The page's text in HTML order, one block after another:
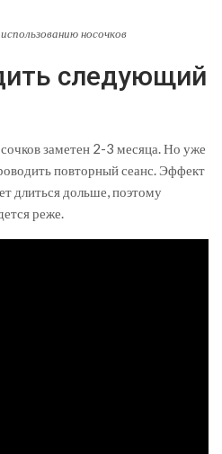
носочков
следующий
заметен 2-3 месяца. Но уже
повторный сеанс. Эффект
длиться дольше, поэтому
реже.